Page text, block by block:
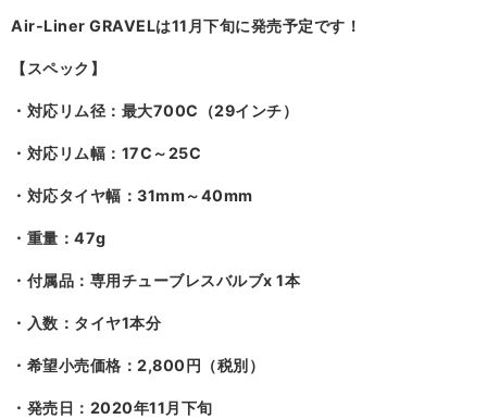
Air-Liner GRAVELは11月下旬に発売予定です！
【スペック】
・対応リム径：最大700C（29インチ）
・対応リム幅：17C～25C
・対応タイヤ幅：31mm～40mm
・重量：47g
・付属品：専用チューブレスバルブx 1本
・入数：タイヤ1本分
・希望小売価格：2,800円（税別）
・発売日：2020年11月下旬